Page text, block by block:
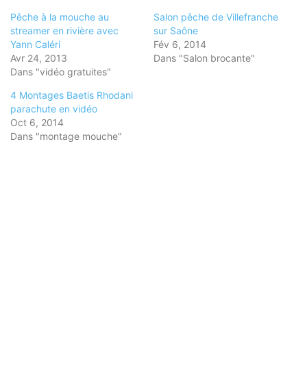
Pêche à la mouche au
streamer en rivière avec
Yann Caléri
Avr 24, 2013
Dans "vidéo gratuites"
Salon pêche de Villefranche
sur Saône
Fév 6, 2014
Dans "Salon brocante"
4 Montages Baetis Rhodani
parachute en vidéo
Oct 6, 2014
Dans "montage mouche"